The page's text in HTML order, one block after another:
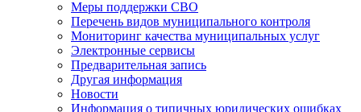
Меры поддержки СВО
Перечень видов муниципального контроля
Мониторинг качества муниципальных услуг
Электронные сервисы
Предварительная запись
Другая информация
Новости
Информация о типичных юридических ошибках